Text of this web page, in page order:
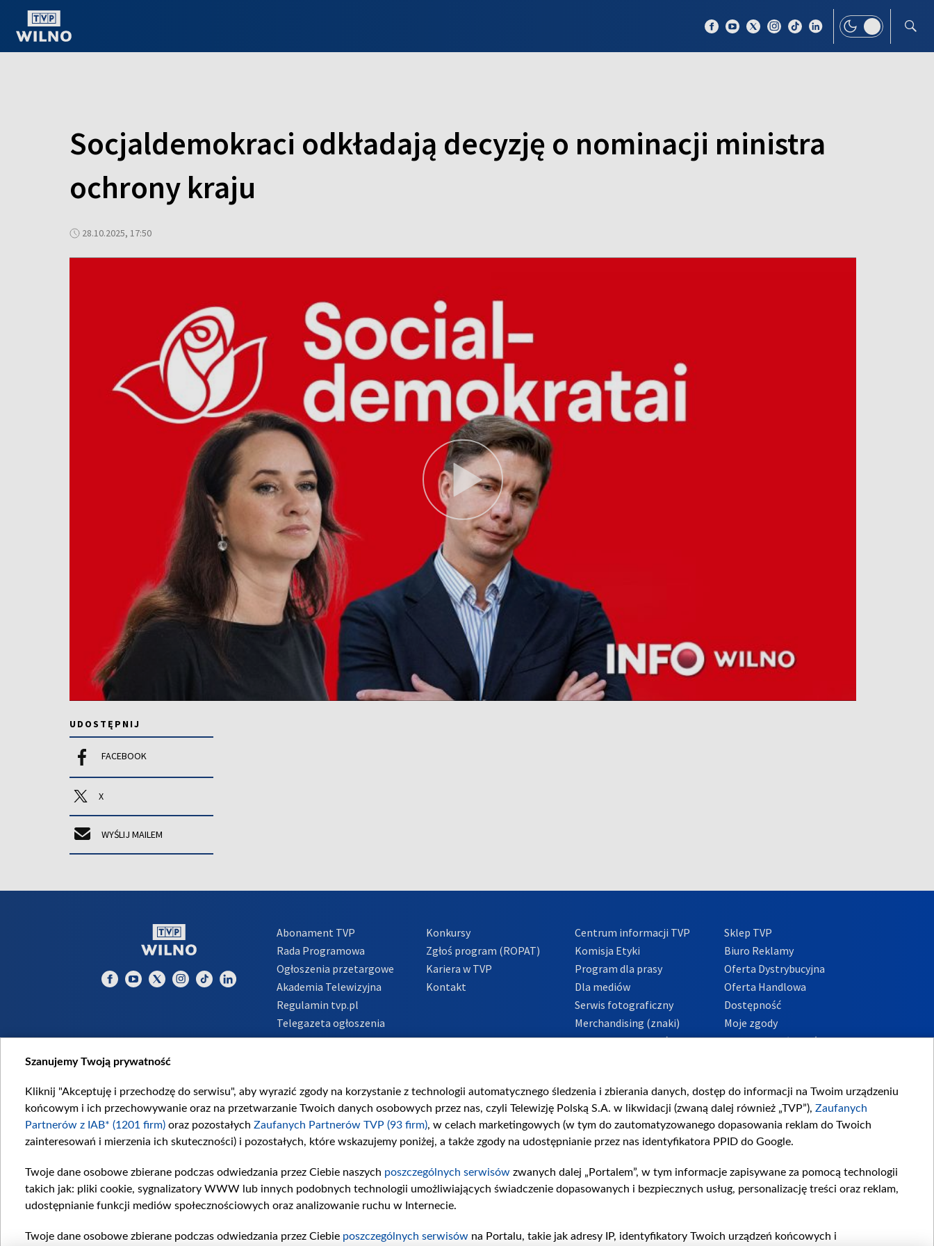
Socjaldemokraci odkładają decyzję o nominacji ministra
ochrony kraju
28.10.2025, 17:50
UDOSTĘPNIJ
FACEBOOK
X
WYŚLIJ MAILEM
Abonament TVP
Rada Programowa
Ogłoszenia przetargowe
Akademia Telewizyjna
Regulamin tvp.pl
Telegazeta ogłoszenia
Informacje o nadawcy
Konkursy
Zgłoś program (ROPAT)
Kariera w TVP
Kontakt
Centrum informacji TVP
Komisja Etyki
Program dla prasy
Dla mediów
Serwis fotograficzny
Merchandising (znaki)
Polityka Prywatności
Sklep TVP
Biuro Reklamy
Oferta Dystrybucyjna
Oferta Handlowa
Dostępność
Moje zgody
Procedura zgłoszeń
Szanujemy Twoją prywatność
Kliknij "Akceptuję i przechodzę do serwisu", aby wyrazić zgody na korzystanie z technologii automatycznego śledzenia i zbierania danych, dostęp do informacji na Twoim urządzeniu
końcowym i ich przechowywanie oraz na przetwarzanie Twoich danych osobowych przez nas, czyli Telewizję Polską S.A. w likwidacji (zwaną dalej również „TVP”), Zaufanych
Partnerów z IAB* (1201 firm) oraz pozostałych Zaufanych Partnerów TVP (93 firm), w celach marketingowych (w tym do zautomatyzowanego dopasowania reklam do Twoich
zainteresowań i mierzenia ich skuteczności) i pozostałych, które wskazujemy poniżej, a także zgody na udostępnianie przez nas identyfikatora PPID do Google.
Twoje dane osobowe zbierane podczas odwiedzania przez Ciebie naszych poszczególnych serwisów zwanych dalej „Portalem”, w tym informacje zapisywane za pomocą technologii
takich jak: pliki cookie, sygnalizatory WWW lub innych podobnych technologii umożliwiających świadczenie dopasowanych i bezpiecznych usług, personalizację treści oraz reklam,
udostępnianie funkcji mediów społecznościowych oraz analizowanie ruchu w Internecie.
Twoje dane osobowe zbierane podczas odwiedzania przez Ciebie poszczególnych serwisów na Portalu, takie jak adresy IP, identyfikatory Twoich urządzeń końcowych i